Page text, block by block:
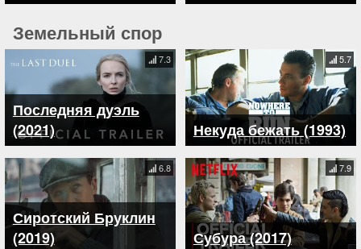
Земельный спор
Последняя дуэль
(2021)
7.3
Некуда бежать (1993)
5.7
Сиротский Бруклин
(2019)
6.8
Субура (2017)
7.9